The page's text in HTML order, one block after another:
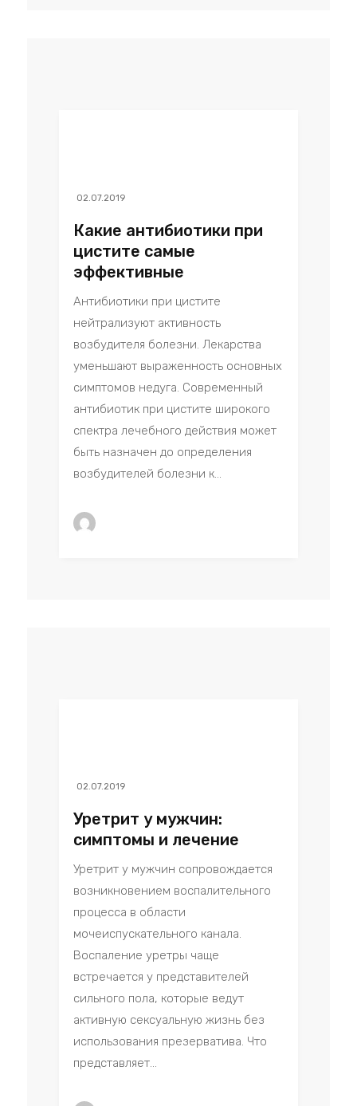
02.07.2019
Какие антибиотики при
цистите самые
эффективные
Антибиотики при цистите
нейтрализуют активность
возбудителя болезни. Лекарства
уменьшают выраженность основных
симптомов недуга. Современный
антибиотик при цистите широкого
спектра лечебного действия может
быть назначен до определения
возбудителей болезни к...
02.07.2019
Уретрит у мужчин:
симптомы и лечение
Уретрит у мужчин сопровождается
возникновением воспалительного
процесса в области
мочеиспускательного канала.
Воспаление уретры чаще
встречается у представителей
сильного пола, которые ведут
активную сексуальную жизнь без
использования презерватива. Что
представляет...